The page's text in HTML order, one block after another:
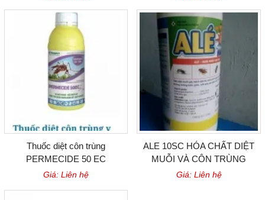
Thuốc diệt côn trùng
PERMECIDE 50 EC
Giá: Liên hệ
ALE 10SC HÓA CHẤT DIỆT
MUỖI VÀ CÔN TRÙNG
Giá: Liên hệ